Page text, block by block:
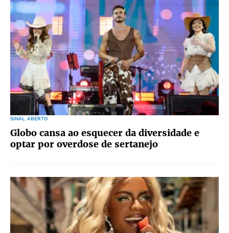
SINAL ABERTO
Globo cansa ao esquecer da diversidade e
optar por overdose de sertanejo